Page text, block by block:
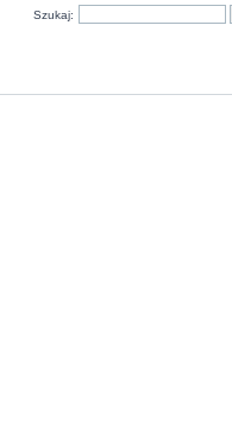
Szukaj: